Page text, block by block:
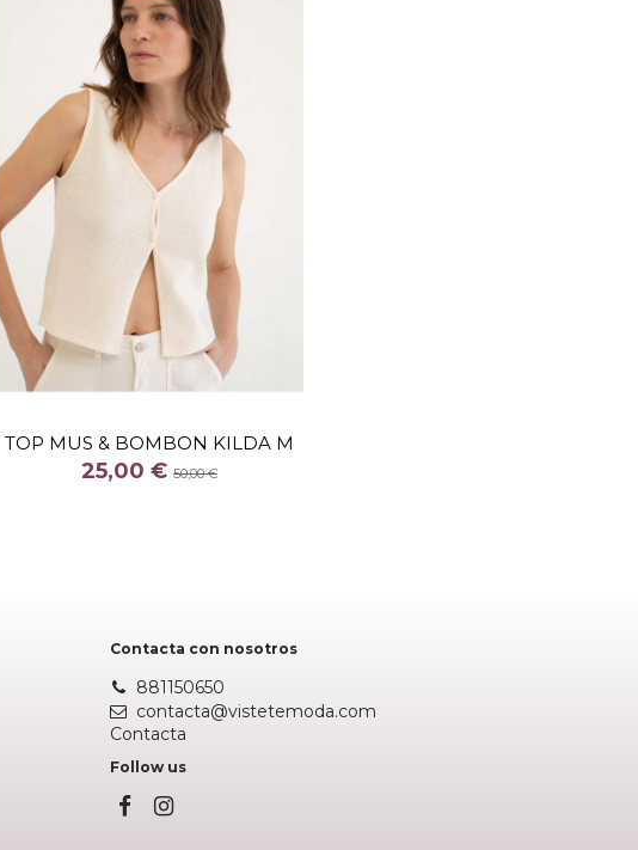
TOP MUS & BOMBON KILDA M
25,00 €50,00 €
TALLA
COLOR
Contacta con nosotros
881150650
contacta@vistetemoda.com
Contacta
Follow us